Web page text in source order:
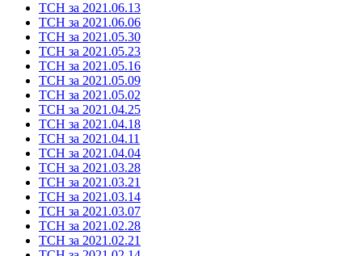
ТСН за 2021.06.13
ТСН за 2021.06.06
ТСН за 2021.05.30
ТСН за 2021.05.23
ТСН за 2021.05.16
ТСН за 2021.05.09
ТСН за 2021.05.02
ТСН за 2021.04.25
ТСН за 2021.04.18
ТСН за 2021.04.11
ТСН за 2021.04.04
ТСН за 2021.03.28
ТСН за 2021.03.21
ТСН за 2021.03.14
ТСН за 2021.03.07
ТСН за 2021.02.28
ТСН за 2021.02.21